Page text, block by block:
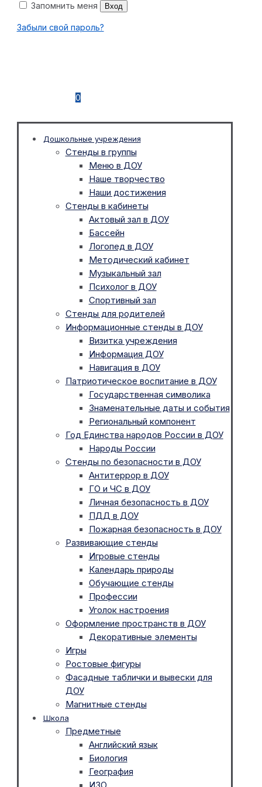
Запомнить меня Вход
Забыли свой пароль?
0
Дошкольные учреждения
Стенды в группы
Меню в ДОУ
Наше творчество
Наши достижения
Стенды в кабинеты
Актовый зал в ДОУ
Бассейн
Логопед в ДОУ
Методический кабинет
Музыкальный зал
Психолог в ДОУ
Спортивный зал
Стенды для родителей
Информационные стенды в ДОУ
Визитка учреждения
Информация ДОУ
Навигация в ДОУ
Патриотическое воспитание в ДОУ
Государственная символика
Знаменательные даты и события
Региональный компонент
Год Единства народов России в ДОУ
Народы России
Стенды по безопасности в ДОУ
Антитеррор в ДОУ
ГО и ЧС в ДОУ
Личная безопасность в ДОУ
ПДД в ДОУ
Пожарная безопасность в ДОУ
Развивающие стенды
Игровые стенды
Календарь природы
Обучающие стенды
Профессии
Уголок настроения
Оформление пространств в ДОУ
Декоративные элементы
Игры
Ростовые фигуры
Фасадные таблички и вывески для
ДОУ
Магнитные стенды
Школа
Предметные
Английский язык
Биология
География